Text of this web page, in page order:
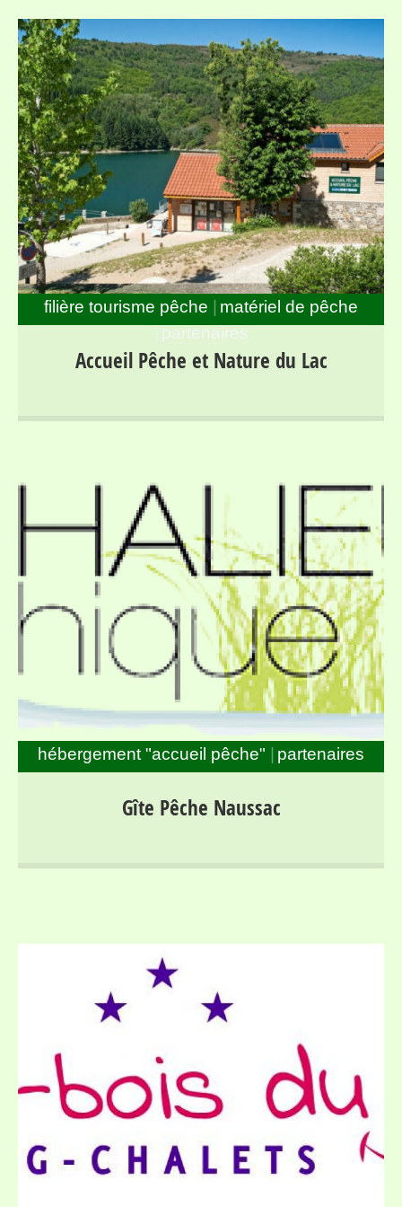
Descriptif : Le lac de Villefort (mis en eau en 1964) est
un lac de 135 hectares et de plus de 35 millions de m³,
de 610 mètres. Il est classé » Grand Lac Intérieur de
truites fario lacustres qui ont fait sa réputation ainsi que
de grosses truites arc-en-ciel mais aussi de perches et
autres poissons « blancs » (gardons, chevesnes, …).
De nombreuses criques et des endroits inaccessibles
du bords , font que la pêche en barques revêt ici un
intérêt majeur. La pêche est organisée au tour d’un
bâtiment dit « Maison de la Pêche » ou « Accueil Pêche
et Nature du Lac de Villefort ». Services : Location de
barques motorisées (réservées à la pêche) Vente de
matériel et équipements pêche Appâts naturels Cartes
de pêche Bar – Restaurant Animations pêche (juillet –
août) Conseils et informations aux pêcheurs Langues :
Français et Anglais
filière tourisme pêche
matériel de pêche
partenaires
Accueil Pêche et Nature du Lac
Gîte de Pêche proche du Grand Lac de Naussac et des
Gorges du Haut Allier
hébergement "accueil pêche" partenaires
Gîte Pêche Naussac